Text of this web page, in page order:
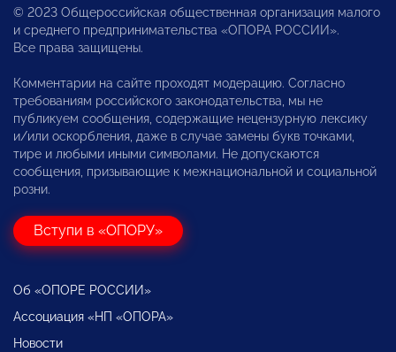
© 2023 Общероссийская общественная организация малого
и среднего предпринимательства «ОПОРА РОССИИ».
Все права защищены.
Комментарии на сайте проходят модерацию. Согласно
требованиям российского законодательства, мы не
публикуем сообщения, содержащие нецензурную лексику
и/или оскорбления, даже в случае замены букв точками,
тире и любыми иными символами. Не допускаются
сообщения, призывающие к межнациональной и социальной
розни.
Вступи в «ОПОРУ»
Об «ОПОРЕ РОССИИ»
Ассоциация «НП «ОПОРА»
Новости